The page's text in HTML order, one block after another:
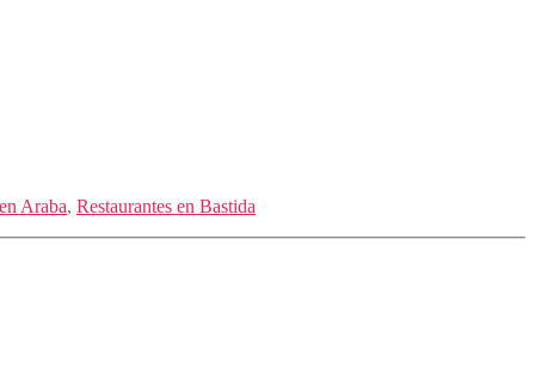
Araba, Restaurantes en Bastida